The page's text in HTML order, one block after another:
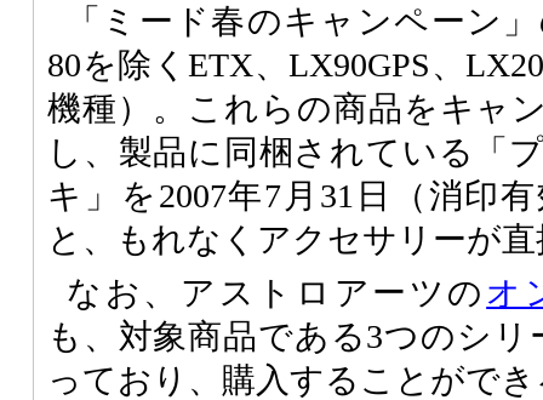
「ミード春のキャンペーン
80を除くETX、LX90GPS、
機種）。これらの商品をキャ
し、製品に同梱されている「
キ」を2007年7月31日（消印
と、もれなくアクセサリーが
なお、アストロアーツの オ
も、対象商品である3つのシ
っており、購入することがで